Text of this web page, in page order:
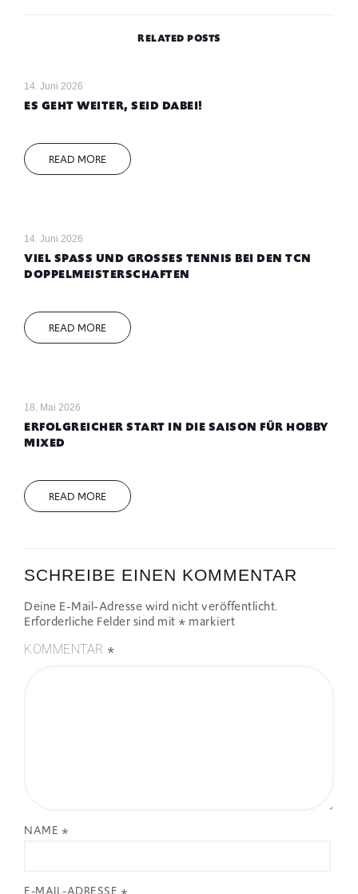
RELATED POSTS
14. Juni 2026
ES GEHT WEITER, SEID DABEI!
READ MORE
14. Juni 2026
VIEL SPASS UND GROSSES TENNIS BEI DEN TCN DO
PPELMEISTERSCHAFTEN
READ MORE
18. Mai 2026
ERFOLGREICHER START IN DIE SAISON FÜR HOBBY
MIXED
READ MORE
SCHREIBE EINEN KOMMENTAR
Deine E-Mail-Adresse wird nicht veröffentlicht.
Erforderliche Felder sind mit * markiert
KOMMENTAR *
NAME *
E-MAIL-ADRESSE *